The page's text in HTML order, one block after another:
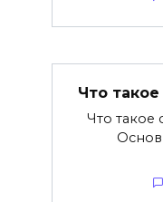
Что
Что такое